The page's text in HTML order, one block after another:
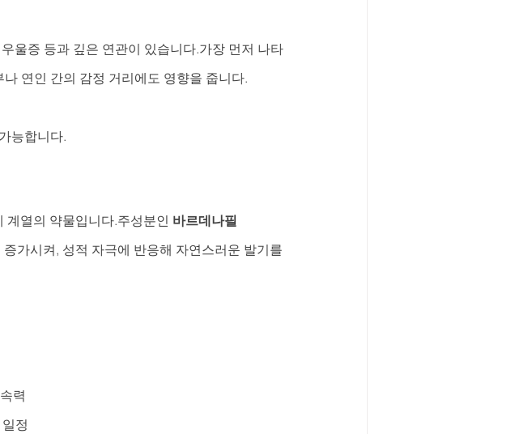
울증 등과 깊은 연관이 있습니다.가장 먼저 나타
연인 간의 감정 거리에도 영향을 줍니다.
능합니다.
계열의 약물입니다.주성분인 바르데나필
가시켜, 성적 자극에 반응해 자연스러운 발기를
력
정